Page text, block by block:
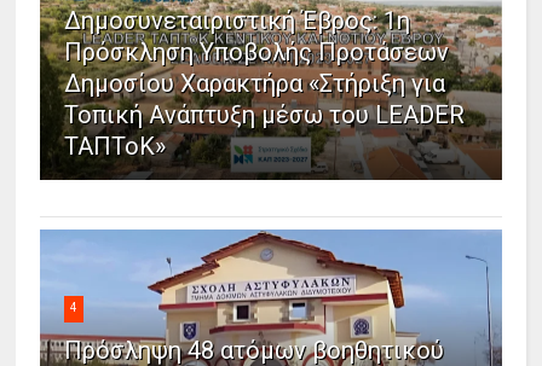
Δημοσυνεταιριστική Έβρος: 1η
Πρόσκληση Υποβολής Προτάσεων
Δημοσίου Χαρακτήρα «Στήριξη για
Τοπική Ανάπτυξη μέσω του LEADER
ΤΑΠΤοΚ»
4
Πρόσληψη 48 ατόμων βοηθητικού